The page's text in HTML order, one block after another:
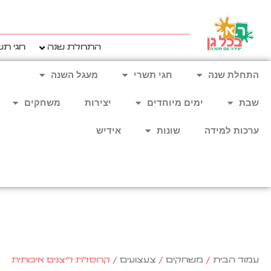
התחלת שנה חגי
התחלת שנה חגי תשרי מעגל השנה
שבת ימים מיוחדים יצירות משחקים
ערכות למידה שונות אידיש
עמוד הבית / משחקים / צעצועים / קרוסלת ליצנים איכותית